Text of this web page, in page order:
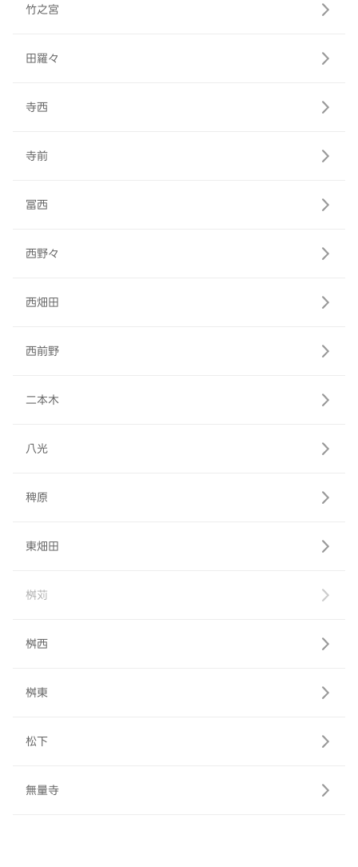
竹之宮
田羅々
寺西
寺前
冨西
西野々
西畑田
西前野
二本木
八光
稗原
東畑田
桝苅
桝西
桝東
松下
無量寺